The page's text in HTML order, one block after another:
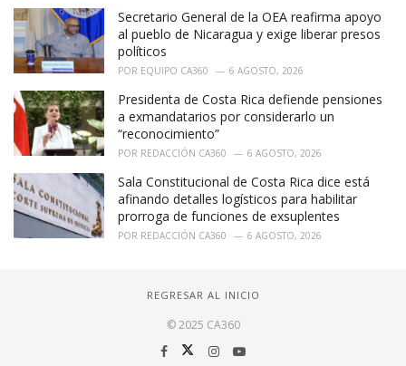
Secretario General de la OEA reafirma apoyo
al pueblo de Nicaragua y exige liberar presos
políticos
POR EQUIPO CA360 6 AGOSTO, 2026
Presidenta de Costa Rica defiende pensiones
a exmandatarios por considerarlo un
“reconocimiento”
POR REDACCIÓN CA360 6 AGOSTO, 2026
Sala Constitucional de Costa Rica dice está
afinando detalles logísticos para habilitar
prorroga de funciones de exsuplentes
POR REDACCIÓN CA360 6 AGOSTO, 2026
REGRESAR AL INICIO
© 2025 CA360